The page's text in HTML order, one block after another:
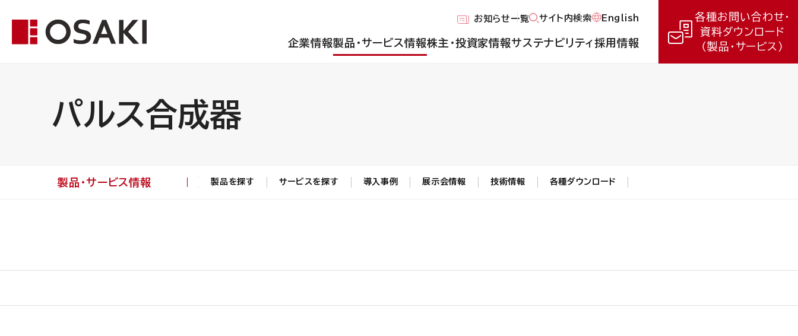
お知らせ一覧 サイト内検索 English
企業情報製品・サービス情報株主・投資家情報サステナビリティ採用情報
各種お問い合わせ・
資料ダウンロード
（製品・サービス）
パルス合成器
製品・サービス情報 製品を探す サービスを探す 導入事例 展示会情報 技術情報 各種ダウンロード